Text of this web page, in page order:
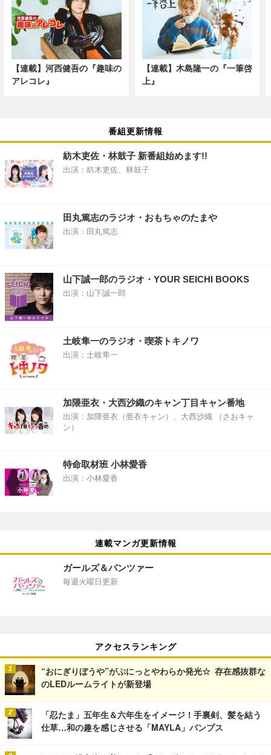
【連載】河西健吾の『趣味の
アレコレ』
【連載】木島隆一の『一筆啓
上』
番組更新情報
紡木吏佐・林鼓子 新番組始めます!!
出演：紡木吏佐、林鼓子
田丸篤志のラジオ・おもちゃのたまや
出演：田丸篤志
山下誠一郎のラジオ・YOUR SEICHI BOOKS
出演：山下誠一郎
土岐隼一のラジオ・喫茶トキノワ
出演：土岐隼一
加隈亜衣・大西沙織のキャン丁目キャン番地
出演：加隈亜衣（亜衣キャン）、大西沙織 （さおキャ
ン）
特命取材班 小林愛香
出演：小林愛香
連載マンガ更新情報
ガールズ＆パンツァー
毎週火曜日更新
アクセスランキング
“おにぎりぼうや”がぷにっとやわらか発光☆ 存在感抜群な
のLEDルームライトが新登場
「忍たま」五年生＆六年生をイメージ！手裏剣、髪を結う
仕草…和の趣を感じさせる「MAYLA」パンプス